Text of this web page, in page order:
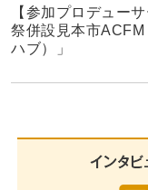
【参加プロデュー
祭併設見本市
ハブ）」